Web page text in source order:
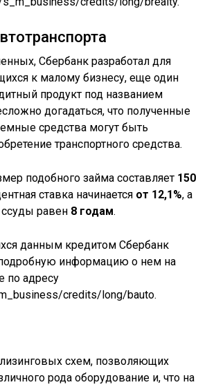
Сбербанк разработал для
к малому бизнесу, еще один
продукт под названием
догадаться, что полученные
средства могут быть
транспортного средства.
подобного займа составляет 150
ставка начинается от 12,1%, а
равен 8 годам.
данным кредитом Сбербанк
информацию о нем на
по адресу
credits/long/bauto.
схем, позволяющих
рода оборудование и, что на